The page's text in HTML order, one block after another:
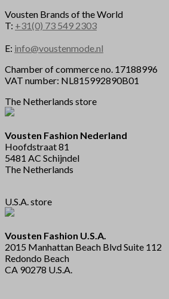
Vousten Brands of the World
T: +31(0) 73 549 2303
E: info@voustenmode.nl
Chamber of commerce no. 17188996
VAT number: NL815992890B01
The Netherlands store
Vousten Fashion Nederland
Hoofdstraat 81
5481 AC Schijndel
The Netherlands
U.S.A. store
Vousten Fashion U.S.A.
2015 Manhattan Beach Blvd Suite 112
Redondo Beach
CA 90278 U.S.A.